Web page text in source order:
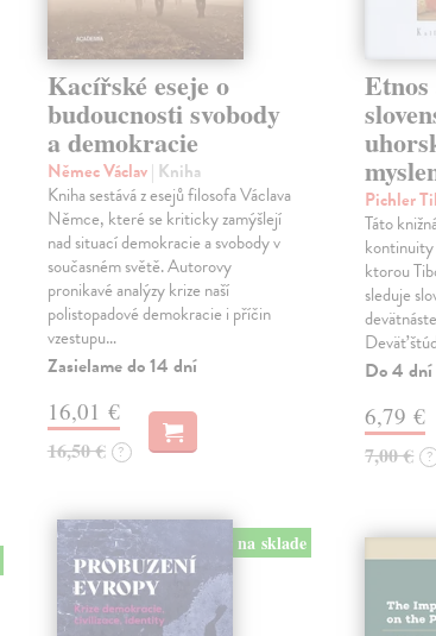
Kacířské eseje o
budoucnosti svobody
a demokracie
Němec Václav| Kniha
Kniha sestává z esejů filosofa Václava
Němce, které se kriticky zamýšlejí
nad situací demokracie a svobody v
současném světě. Autorovy
pronikavé analýzy krize naší
polistopadové demokracie i příčin
vzestupu…
Zasielame do 14 dní
16,01 €
16,50 € ?
Pichler
Táto
kontinuity
ktorou
sleduje
Deväť
Do 4 dní
6,79 €
7,00 € ?
na sklade